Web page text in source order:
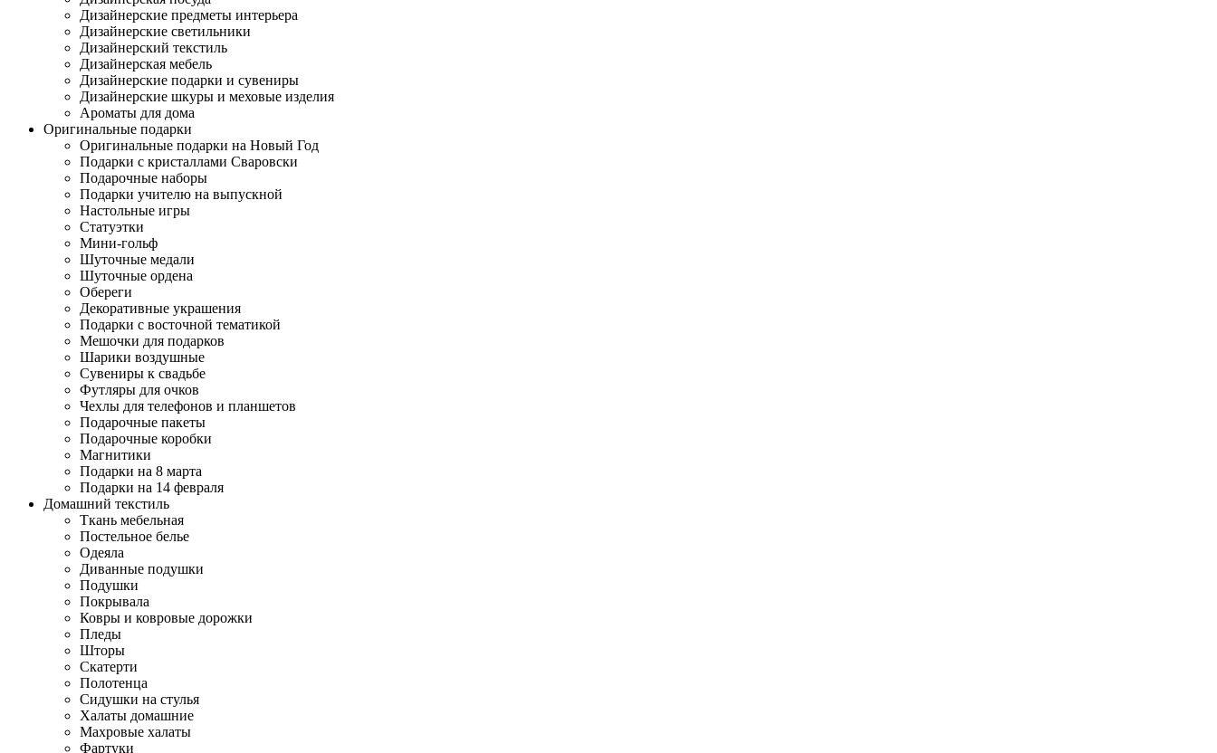
Дизайнерские предметы интерьера
Дизайнерские светильники
Дизайнерский текстиль
Дизайнерская мебель
Дизайнерские подарки и сувениры
Дизайнерские шкуры и меховые изделия
Ароматы для дома
Оригинальные подарки
Оригинальные подарки на Новый Год
Подарки с кристаллами Сваровски
Подарочные наборы
Подарки учителю на выпускной
Настольные игры
Статуэтки
Мини-гольф
Шуточные медали
Шуточные ордена
Обереги
Декоративные украшения
Подарки с восточной тематикой
Мешочки для подарков
Шарики воздушные
Сувениры к свадьбе
Футляры для очков
Чехлы для телефонов и планшетов
Подарочные пакеты
Подарочные коробки
Магнитики
Подарки на 8 марта
Подарки на 14 февраля
Домашний текстиль
Ткань мебельная
Постельное белье
Одеяла
Диванные подушки
Подушки
Покрывала
Ковры и ковровые дорожки
Пледы
Шторы
Скатерти
Полотенца
Сидушки на стулья
Халаты домашние
Махровые халаты
Фартуки